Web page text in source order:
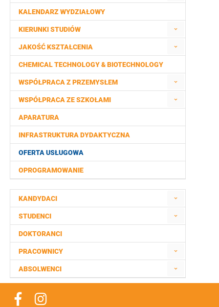
KALENDARZ WYDZIAŁOWY
KIERUNKI STUDIÓW
JAKOŚĆ KSZTAŁCENIA
CHEMICAL TECHNOLOGY & BIOTECHNOLOGY
WSPÓŁPRACA Z PRZEMYSŁEM
WSPÓŁPRACA ZE SZKOŁAMI
APARATURA
INFRASTRUKTURA DYDAKTYCZNA
OFERTA USŁUGOWA
OPROGRAMOWANIE
KANDYDACI
STUDENCI
DOKTORANCI
PRACOWNICY
ABSOLWENCI